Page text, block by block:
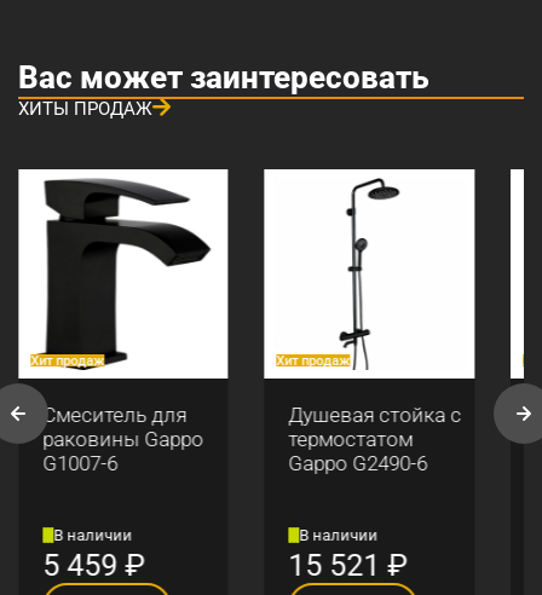
Вас может заинтересовать
ХИТЫ ПРОДАЖ
Хит продаж
Смеситель для
раковины Gappo
G1007-6
В наличии
5 459₽
Хит продаж
Душевая стойка с
термостатом
Gappo G2490-6
В наличии
15 521₽